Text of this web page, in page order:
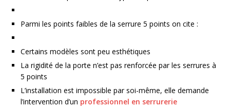
Parmi les points faibles de la serrure 5 points on cite :
Certains modèles sont peu esthétiques
La rigidité de la porte n’est pas renforcée par les serrures à
5 points
L’installation est impossible par soi-même, elle demande
l’intervention d’un professionnel en serrurerie